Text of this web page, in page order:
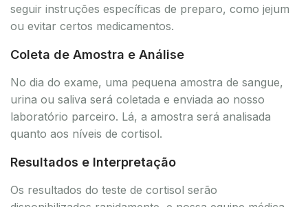
seguir instruções específicas de preparo, como jejum
ou evitar certos medicamentos.
Coleta de Amostra e Análise
No dia do exame, uma pequena amostra de sangue,
urina ou saliva será coletada e enviada ao nosso
laboratório parceiro. Lá, a amostra será analisada
quanto aos níveis de cortisol.
Resultados e Interpretação
Os resultados do teste de cortisol serão